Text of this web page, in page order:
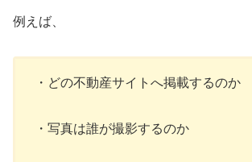
例えば、
・どの不動産サイトへ掲載するのか
・写真は誰が撮影するのか